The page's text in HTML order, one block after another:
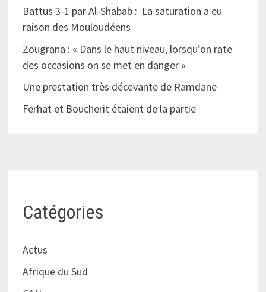
Battus 3-1 par Al-Shabab : La saturation a eu
raison des Mouloudéens
Zougrana : « Dans le haut niveau, lorsqu’on rate
des occasions on se met en danger »
Une prestation très décevante de Ramdane
Ferhat et Boucherit étaient de la partie
Catégories
Actus
Afrique du Sud